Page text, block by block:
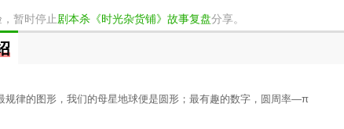
暂时停止剧本杀《时光杂货铺》故事复盘分享。
规律的图形，我们的母星地球便是圆形；最有趣的数字，圆周率—π